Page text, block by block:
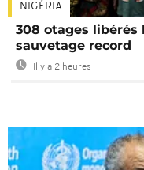
NIGÉRIA
308 otages libérés
sauvetage record
Il y a 2 heures